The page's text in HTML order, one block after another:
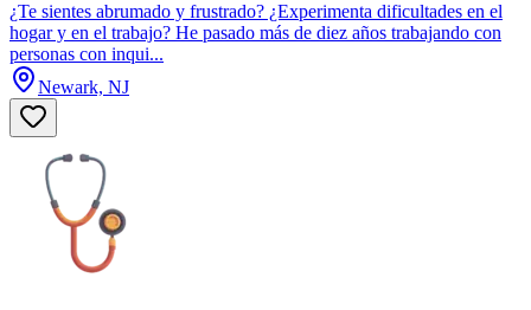
¿Te sientes abrumado y frustrado? ¿Experimenta dificultades en el
hogar y en el trabajo? He pasado más de diez años trabajando con
personas con inqui...
Newark, NJ